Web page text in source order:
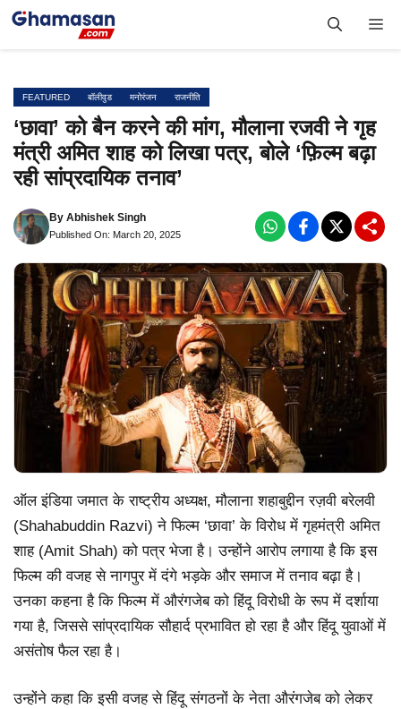
Skip
FEATURED बॉलीवुड मनोरंजन राजनीति
‘छावा’ को बैन करने की मांग, मौलाना रजवी ने गृह
मंत्री अमित शाह को लिखा पत्र, बोले ‘फ़िल्म बढ़ा
रही सांप्रदायिक तनाव’
By Abhishek Singh
Published On: March 20, 2025
ऑल इंडिया जमात के राष्ट्रीय अध्यक्ष, मौलाना शहाबुद्दीन रज़वी बरेलवी
(Shahabuddin Razvi) ने फिल्म ‘छावा’ के विरोध में गृहमंत्री अमित
शाह (Amit Shah) को पत्र भेजा है। उन्होंने आरोप लगाया है कि इस
फिल्म की वजह से नागपुर में दंगे भड़के और समाज में तनाव बढ़ा है।
उनका कहना है कि फिल्म में औरंगजेब को हिंदू विरोधी के रूप में दर्शाया
गया है, जिससे सांप्रदायिक सौहार्द प्रभावित हो रहा है और हिंदू युवाओं में
असंतोष फैल रहा है।
उन्होंने कहा कि इसी वजह से हिंदू संगठनों के नेता औरंगजेब को लेकर